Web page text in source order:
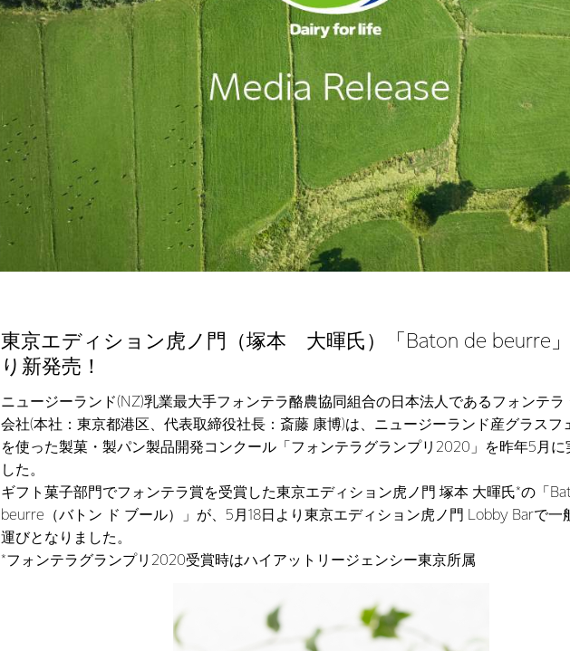
東京エディション虎ノ門（塚本 大暉氏）「Baton de beurre」
り新発売！
ニュージーランド(NZ)乳業最大手フォンテラ酪農協同組合の日本法人であるフォンテラ
会社(本社：東京都港区、代表取締役社長：斎藤 康博)は、ニュージーランド産グラスフ
を使った製菓・製パン製品開発コンクール「フォンテラグランプリ2020」を昨年5月に
した。
ギフト菓子部門でフォンテラ賞を受賞した東京エディション虎ノ門 塚本 大暉氏*の「
beurre（バトン ド ブール）」が、5月18日より東京エディション虎ノ門 Lobby Barで一
運びとなりました。
*フォンテラグランプリ2020受賞時はハイアットリージェンシー東京所属